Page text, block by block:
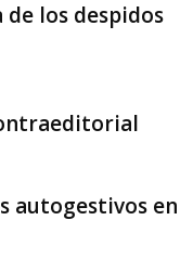
los despidos
autogestivos en